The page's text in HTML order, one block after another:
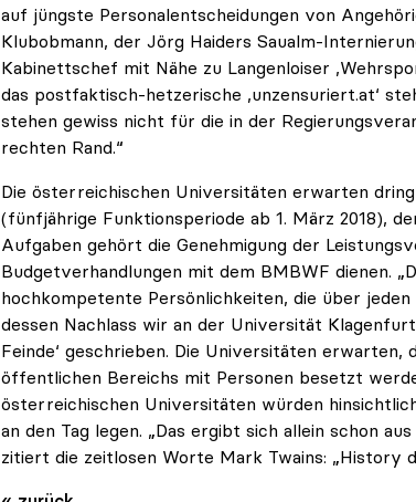
auf jüngste Personalentscheidungen von
Klubobmann, der Jörg Haiders Saualm-
Kabinettschef mit Nähe zu Langenloiser
das postfaktisch-hetzerische ‚unzensuriert.at‘
stehen gewiss nicht für die in der
rechten Rand.“
Die österreichischen Universitäten erwarten
(fünfjährige Funktionsperiode ab 1. März 2018),
Aufgaben gehört die Genehmigung der
Budgetverhandlungen mit dem BMBWF dienen.
hochkompetente Persönlichkeiten, die über
dessen Nachlass wir an der Universität
Feinde‘ geschrieben. Die Universitäten
öffentlichen Bereichs mit Personen besetzt
österreichischen Universitäten würden
an den Tag legen. „Das ergibt sich allein schon
zitiert die zeitlosen Worte Mark Twains: „History